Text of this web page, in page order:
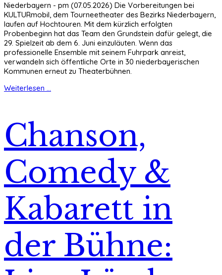
Niederbayern - pm (07.05.2026) Die Vorbereitungen bei
KULTURmobil, dem Tourneetheater des Bezirks Niederbayern,
laufen auf Hochtouren. Mit dem kürzlich erfolgten
Probenbeginn hat das Team den Grundstein dafür gelegt, die
29. Spielzeit ab dem 6. Juni einzuläuten. Wenn das
professionelle Ensemble mit seinem Fuhrpark anreist,
verwandeln sich öffentliche Orte in 30 niederbayerischen
Kommunen erneut zu Theaterbühnen.
Weiterlesen ...
Chanson,
Comedy &
Kabarett in
der Bühne: